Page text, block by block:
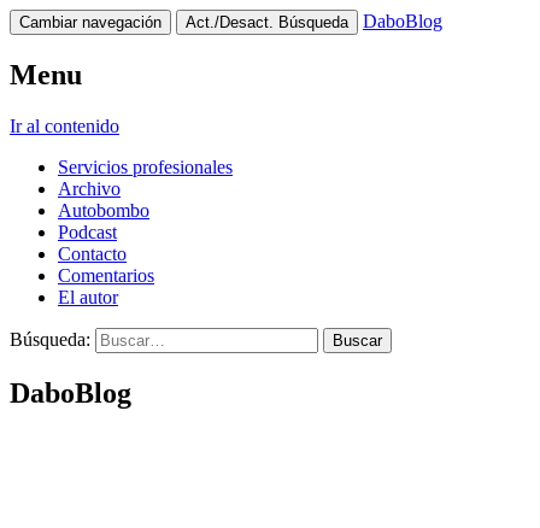
Cambiar navegación Act./Desact. Búsqueda DaboBlog
Menu
Ir al contenido
Servicios profesionales
Archivo
Autobombo
Podcast
Contacto
Comentarios
El autor
Búsqueda:
DaboBlog